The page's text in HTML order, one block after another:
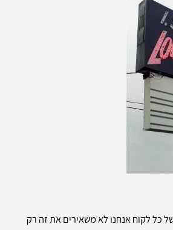
כל לקוח אנחנו לא משאירים את זה רק